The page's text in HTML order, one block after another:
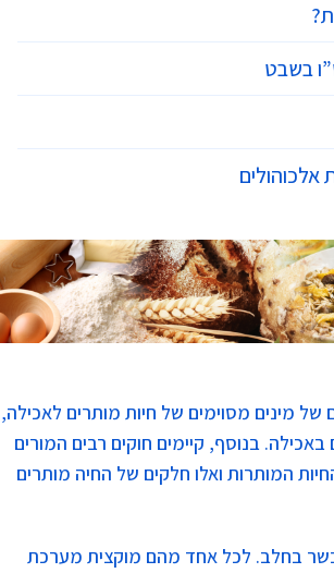
בשבט
אלכוהולים
מינים מסוימים של חיות מותרים לאכילה,
בנוסף, קיימים חוקים רבים המורים
המותרות ואלו חלקים של החיה מותרים
בחלב. לכל אחד מהם מוקצית מערכת